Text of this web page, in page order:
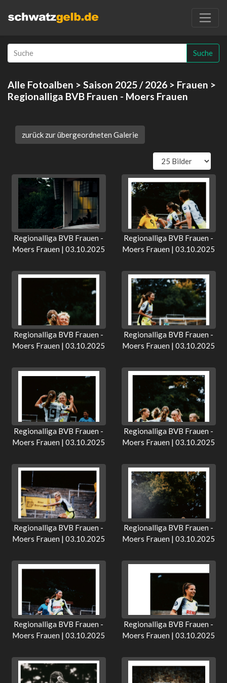
Suche
Alle Fotoalben > Saison 2025 / 2026 > Frauen >
Regionalliga BVB Frauen - Moers Frauen
zurück zur übergeordneten Galerie
Regionalliga BVB Frauen -
Moers Frauen | 03.10.2025
Regionalliga BVB Frauen -
Moers Frauen | 03.10.2025
Regionalliga BVB Frauen -
Moers Frauen | 03.10.2025
Regionalliga BVB Frauen -
Moers Frauen | 03.10.2025
Regionalliga BVB Frauen -
Moers Frauen | 03.10.2025
Regionalliga BVB Frauen -
Moers Frauen | 03.10.2025
Regionalliga BVB Frauen -
Moers Frauen | 03.10.2025
Regionalliga BVB Frauen -
Moers Frauen | 03.10.2025
Regionalliga BVB Frauen -
Moers Frauen | 03.10.2025
Regionalliga BVB Frauen -
Moers Frauen | 03.10.2025